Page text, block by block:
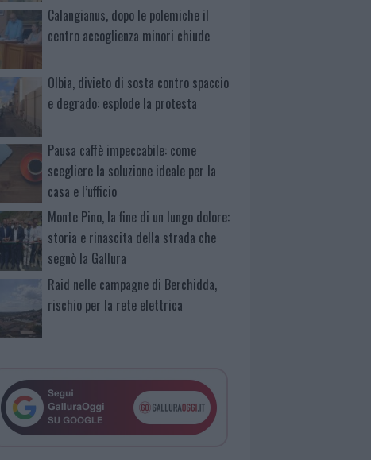
Calangianus, dopo le polemiche il
centro accoglienza minori chiude
Olbia, divieto di sosta contro spaccio
e degrado: esplode la protesta
Pausa caffè impeccabile: come
scegliere la soluzione ideale per la
casa e l’ufficio
Monte Pino, la fine di un lungo dolore:
storia e rinascita della strada che
segnò la Gallura
Raid nelle campagne di Berchidda,
rischio per la rete elettrica